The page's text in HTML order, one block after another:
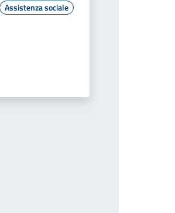
Assistenza sociale